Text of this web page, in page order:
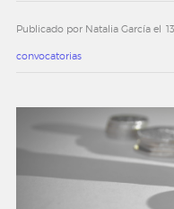
Publicado por Natalia García el
convocatorias